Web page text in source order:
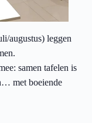
augustus) leggen
samen tafelen is
met boeiende